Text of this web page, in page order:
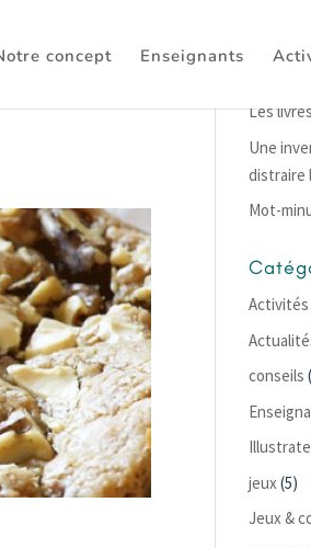
concept Enseignants
au
Les
Une
distraire
Mot-
conseils
jeux (5)
Jeux &